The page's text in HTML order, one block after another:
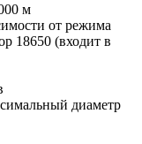
м
от режима
18650 (входит в
диаметр